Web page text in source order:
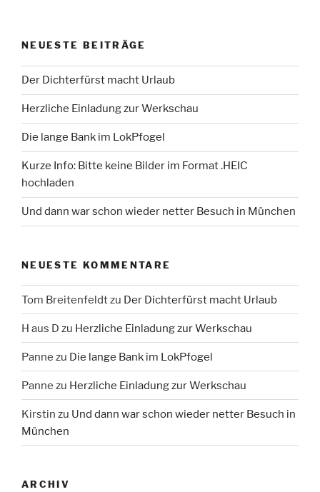
NEUESTE BEITRÄGE
Der Dichterfürst macht Urlaub
Herzliche Einladung zur Werkschau
Die lange Bank im LokPfogel
Kurze Info: Bitte keine Bilder im Format .HEIC
hochladen
Und dann war schon wieder netter Besuch in München
NEUESTE KOMMENTARE
Tom Breitenfeldtzu Der Dichterfürst macht Urlaub
H aus D zu Herzliche Einladung zur Werkschau
Panne zu Die lange Bank im LokPfogel
Panne zu Herzliche Einladung zur Werkschau
Kirstin zu Und dann war schon wieder netter Besuch in
München
ARCHIV